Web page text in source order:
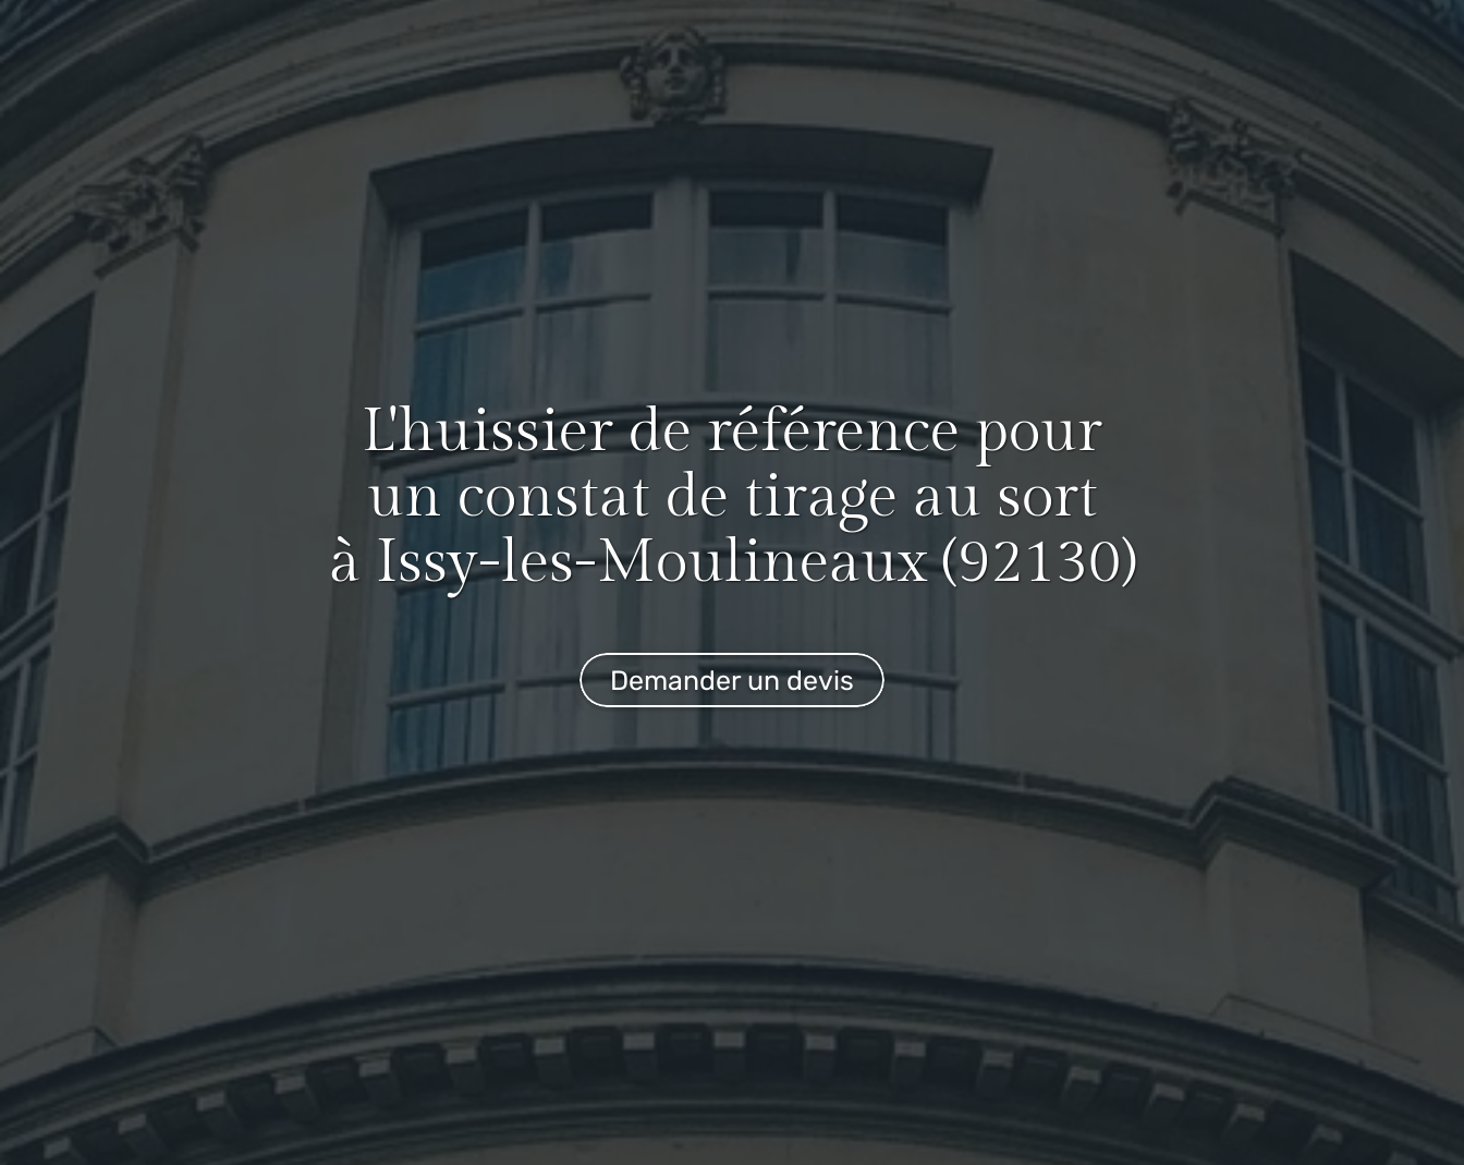
L'huissier de référence pour
un constat de tirage au sort
à Issy-les-Moulineaux (92130)
Demander un devis